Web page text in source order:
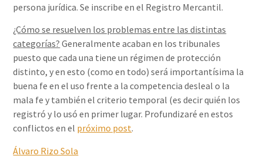
persona jurídica. Se inscribe en el Registro Mercantil.
¿Cómo se resuelven los problemas entre las distintas
categorías? Generalmente acaban en los tribunales
puesto que cada una tiene un régimen de protección
distinto, y en esto (como en todo) será importantísima la
buena fe en el uso frente a la competencia desleal o la
mala fe y también el criterio temporal (es decir quién los
registró y lo usó en primer lugar. Profundizaré en estos
conflictos en el próximo post.
Álvaro Rizo Sola